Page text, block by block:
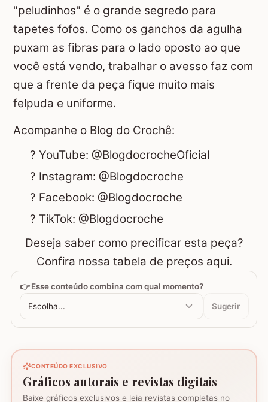
"peludinhos" é o grande segredo para
tapetes fofos. Como os ganchos da agulha
puxam as fibras para o lado oposto ao que
você está vendo, trabalhar o avesso faz com
que a frente da peça fique muito mais
felpuda e uniforme.
Acompanhe o Blog do Crochê:
?YouTube: @BlogdocrocheOficial
? Instagram: @Blogdocroche
? Facebook: @Blogdocroche
? TikTok: @Blogdocroche
Deseja saber como precificar esta peça?
Confira nossa tabela de preços aqui.
👉 Esse conteúdo combina com qual momento?
Escolha... Sugerir
CONTEÚDO EXCLUSIVO
Gráficos autorais e revistas digitais
Baixe gráficos exclusivos e leia revistas completas no